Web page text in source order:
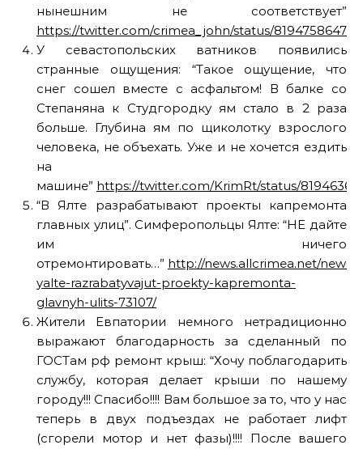
нынешним не соответствует”
https://twitter.com/crimea_john/status/
У севастопольских ватников появились
странные ощущения: “Такое ощущение, что
снег сошел вместе с асфальтом! В балке со
Степаняна к Студгородку ям стало в 2 раза
больше. Глубина ям по щиколотку взрослого
человека, не объехать. Уже и не хочется ездить
на
машине” https://twitter.com/KrimRt/status/
“В Ялте разрабатывают проекты капремонта
главных улиц”. Симферопольцы Ялте: “НЕ дайте
им ничего
отремонтировать…” http://news.allcrimea.net/news/
yalte-razrabatyvajut-proekty-kapremonta-
glavnyh-ulits-73107/
Жители Евпатории немного нетрадиционно
выражают благодарность за сделанный по
ГОСТам рф ремонт крыш: “Хочу поблагодарить
службу, которая делает крыши по нашему
городу!!! Спасибо!!!! Вам большое за то, что у нас
теперь в двух подъездах не работает лифт
(сгорели мотор и нет фазы)!!!! После вашего